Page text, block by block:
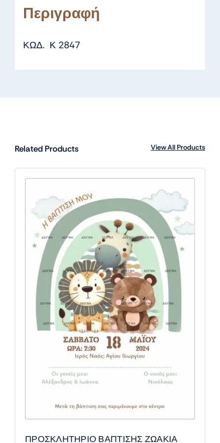
Περιγραφή
ΚΩΔ. Κ 2847
Related Products View All Products
ΠΡΟΣΚΛΗΤΗΡΙΟ ΒΑΠΤΙΣΗΣ ΖΩΑΚΙΑ